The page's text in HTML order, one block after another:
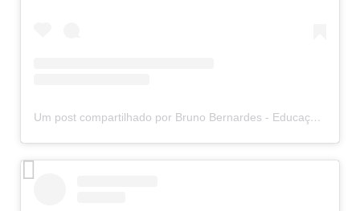
Um post compartilhado por Bruno Bernardes - Educação do movimento (@rolfingcombruno)